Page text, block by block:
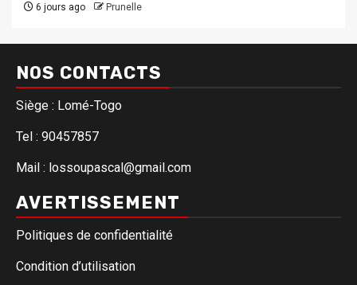
6 jours ago Prunelle
NOS CONTACTS
Siège : Lomé-Togo
Tel : 90457857
Mail : lossoupascal@gmail.com
AVERTISSEMENT
Politiques de confidentialité
Condition d’utilisation